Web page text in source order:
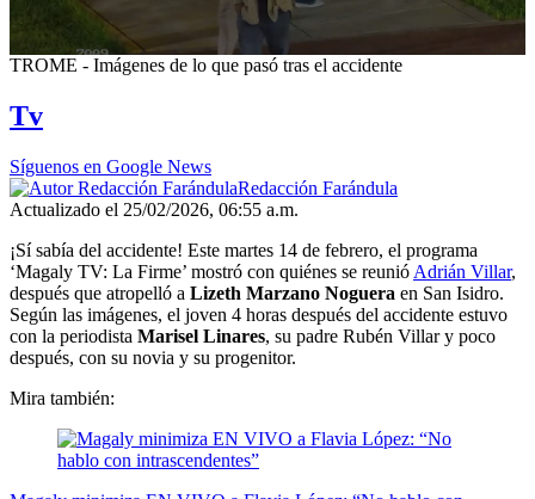
0
of
7
56
seconds
TROME - Imágenes de lo que pasó tras el accidente
Tv
Síguenos en Google News
Redacción Farándula
Actualizado el 25/02/2026, 06:55 a.m.
¡Sí sabía del accidente! Este martes 14 de febrero, el programa
‘Magaly TV: La Firme’ mostró con quiénes se reunió Adrián Villar,
después que atropelló a Lizeth Marzano Noguera en San Isidro.
Según las imágenes, el joven 4 horas después del accidente estuvo
con la periodista Marisel Linares, su padre Rubén Villar y poco
después, con su novia y su progenitor.
Mira también: